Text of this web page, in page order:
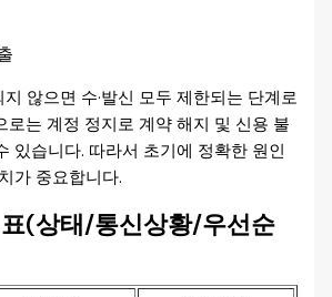
않으면 수·발신 모두 제한되는 단계로
로는 계정 정지로 계약 해지 및 신용 불
있습니다. 따라서 초기에 정확한 원인
가 중요합니다.
(상태/통신상황/우선순